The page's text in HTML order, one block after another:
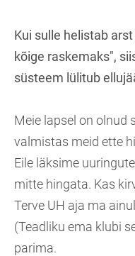
Kui sulle helistab
kõige raskemaks",
süsteem lülitub
Meie lapsel on olnud
valmistas meid ette
Eile läksime
mitte hingata. Kas
Terve UH aja ma
(Teadliku ema klubi
parima.